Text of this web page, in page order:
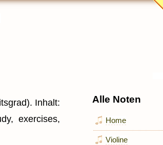
Inhalt:
exercises,
Alle Noten
Home
Violine